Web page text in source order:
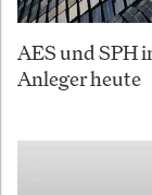
AES und SPH
Anleger heute